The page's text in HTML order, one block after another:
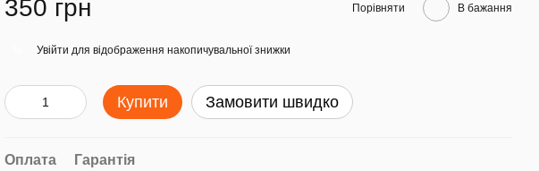
350 грн Порівняти В бажання
Увійти для відображення накопичувальної знижки
Купити Замовити швидко
Оплата Гарантія